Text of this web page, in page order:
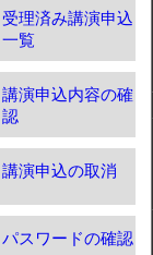
受理済み講演申込
一覧
講演申込内容の確
認
講演申込の取消
パスワードの確認